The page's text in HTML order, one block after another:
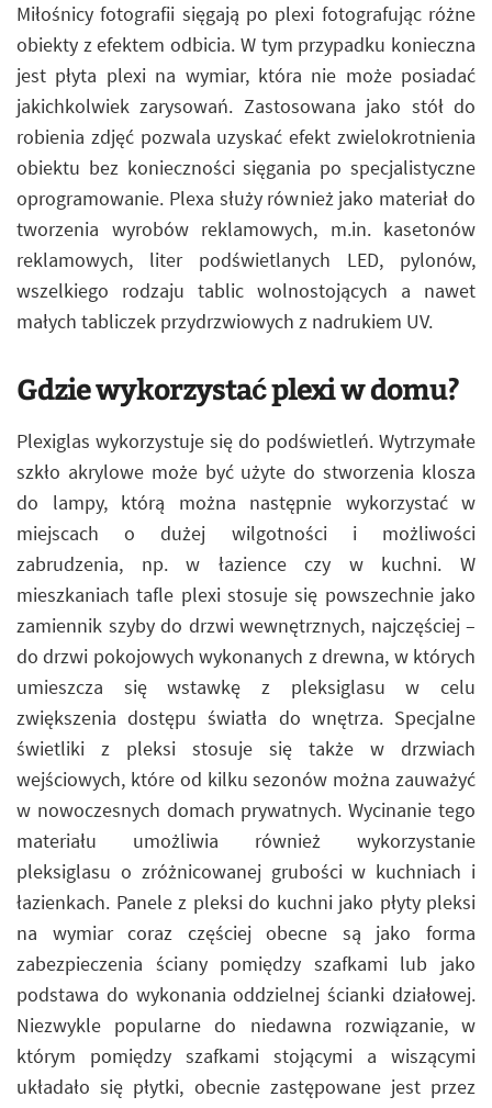
Miłośnicy fotografii sięgają po plexi fotografując różne
obiekty z efektem odbicia. W tym przypadku konieczna
jest płyta plexi na wymiar, która nie może posiadać
jakichkolwiek zarysowań. Zastosowana jako stół do
robienia zdjęć pozwala uzyskać efekt zwielokrotnienia
obiektu bez konieczności sięgania po specjalistyczne
oprogramowanie. Plexa służy również jako materiał do
tworzenia wyrobów reklamowych, m.in. kasetonów
reklamowych, liter podświetlanych LED, pylonów,
wszelkiego rodzaju tablic wolnostojących a nawet
małych tabliczek przydrzwiowych z nadrukiem UV.
Gdzie wykorzystać plexi w domu?
Plexiglas wykorzystuje się do podświetleń. Wytrzymałe
szkło akrylowe może być użyte do stworzenia klosza
do lampy, którą można następnie wykorzystać w
miejscach o dużej wilgotności i możliwości
zabrudzenia, np. w łazience czy w kuchni. W
mieszkaniach tafle plexi stosuje się powszechnie jako
zamiennik szyby do drzwi wewnętrznych, najczęściej –
do drzwi pokojowych wykonanych z drewna, w których
umieszcza się wstawkę z pleksiglasu w celu
zwiększenia dostępu światła do wnętrza. Specjalne
świetliki z pleksi stosuje się także w drzwiach
wejściowych, które od kilku sezonów można zauważyć
w nowoczesnych domach prywatnych. Wycinanie tego
materiału umożliwia również wykorzystanie
pleksiglasu o zróżnicowanej grubości w kuchniach i
łazienkach. Panele z pleksi do kuchni jako płyty pleksi
na wymiar coraz częściej obecne są jako forma
zabezpieczenia ściany pomiędzy szafkami lub jako
podstawa do wykonania oddzielnej ścianki działowej.
Niezwykle popularne do niedawna rozwiązanie, w
którym pomiędzy szafkami stojącymi a wiszącymi
układało się płytki, obecnie zastępowane jest przez